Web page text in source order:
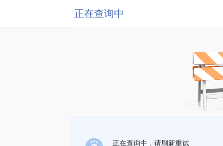
正在查询中
正在查询中，请刷新重试